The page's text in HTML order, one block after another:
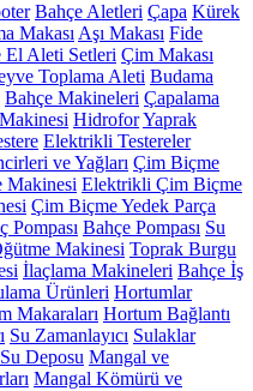
Bahçe Aletleri Çapa Kürek
Makası Aşı Makası Fide
El Aleti Setleri Çim Makası
Toplama Aleti Budama
Bahçe Makineleri Çapalama
HidroforYaprak
Elektrikli Testereler
ve Yağları Çim Biçme
Makinesi Elektrikli Çim Biçme
Çim Biçme Yedek Parça
Pompası Bahçe Pompası Su
Makinesi Toprak Burgu
İlaçlama Makineleri Bahçe İş
Ürünleri Hortumlar
Makaraları Hortum Bağlantı
Su Zamanlayıcı Sulaklar
Deposu Mangal ve
Mangal Kömürü ve